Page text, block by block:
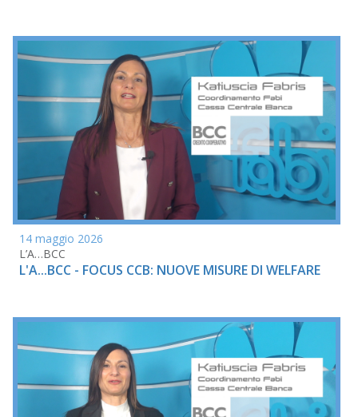
14 maggio 2026
L’A…BCC
L'A...BCC - FOCUS CCB: NUOVE MISURE DI WELFARE